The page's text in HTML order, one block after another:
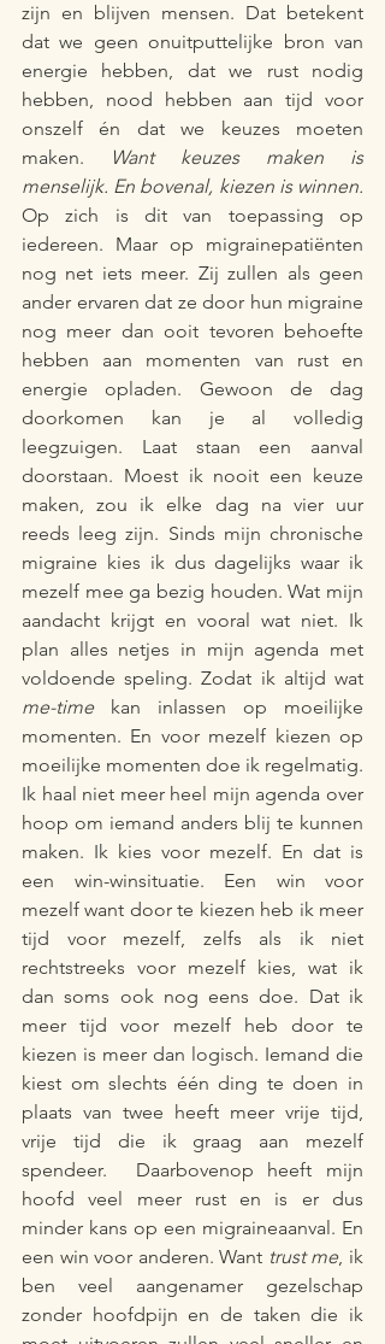
zijn en blijven mensen. Dat betekent
dat we geen onuitputtelijke bron van
energie hebben, dat we rust nodig
hebben, nood hebben aan tijd voor
onszelf én dat we keuzes moeten
maken.
Want keuzes maken is
menselijk. En bovenal, kiezen is winnen.
Op zich is dit van toepassing op
iedereen. Maar op migrainepatiënten
nog net iets meer. Zij zullen als geen
ander ervaren dat ze door hun migraine
nog meer dan ooit tevoren behoefte
hebben aan momenten van rust en
energie opladen. Gewoon de dag
doorkomen kan je al volledig
leegzuigen. Laat staan een aanval
doorstaan. Moest ik nooit een keuze
maken, zou ik elke dag na vier uur
reeds leeg zijn. Sinds mijn chronische
migraine kies ik dus dagelijks waar ik
mezelf mee ga bezig houden. Wat mijn
aandacht krijgt en vooral wat niet. Ik
plan alles netjes in mijn agenda met
me-time kan inlassen op moeilijke
momenten. En voor mezelf kiezen op
moeilijke momenten doe ik regelmatig.
Ik haal niet meer heel mijn agenda over
hoop om iemand anders blij te kunnen
maken. Ik kies voor mezelf. En dat is
een win-winsituatie. Een win voor
mezelf want door te kiezen heb ik meer
tijd voor mezelf, zelfs als ik niet
rechtstreeks voor mezelf kies, wat ik
dan soms ook nog eens doe. Dat ik
meer tijd voor mezelf heb door te
kiezen is meer dan logisch. Iemand die
kiest om slechts één ding te doen in
plaats van twee heeft meer vrije tijd,
vrije tijd die ik graag aan mezelf
spendeer.  Daarbovenop heeft mijn
hoofd veel meer rust en is er dus
minder kans op een migraineaanval. En
een win voor anderen. Want trust me, ik
ben veel aangenamer gezelschap
zonder hoofdpijn en de taken die ik